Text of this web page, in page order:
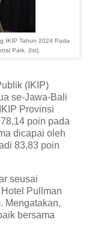
IKIP Tahun 2024 Pada
Park. (Ist).
(IKIP)
se-Jawa-Bali
Provinsi
poin pada
dicapai oleh
83,83 poin
seusai
Pullman
Mengatakan,
bersama